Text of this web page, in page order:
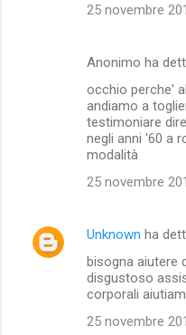
25 novembre
Anonimo ha
occhio perche'
andiamo a
testimoniare
negli anni '60 a
modalità
25 novembre
Unknown ha
bisogna aiutere
disgustoso
corporali
25 novembre